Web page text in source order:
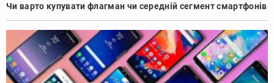
Чи варто купувати флагман чи середній сегмент смартфонів